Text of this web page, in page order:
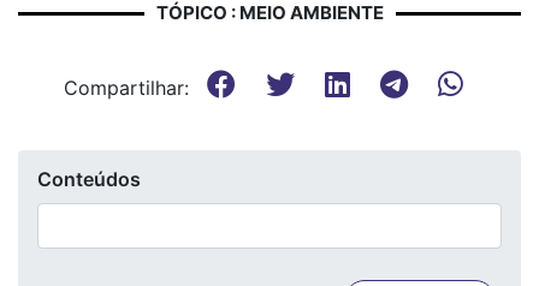
TÓPICO : MEIO AMBIENTE
Compartilhar:
Conteúdos